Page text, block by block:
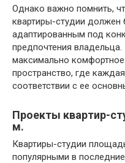
Однако важно помнить,
квартиры-студии должен
адаптированным под
предпочтения
максимально
пространство, где
соответствии с ее
Проекты квартир-
м.
Квартиры-студии
популярными в